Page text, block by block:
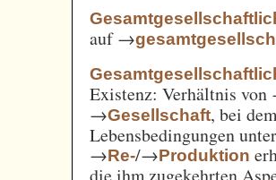
auf →
Existenz: Verhältnis
→Gesellschaft, bei
Lebensbedingungen
→Re-/→Produktion
die ihm zugekehrten